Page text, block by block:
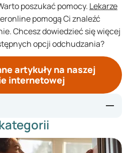
poszukać pomocy. Lekarze
pomogą Ci znaleźć
Chcesz dowiedzieć się więcej
opcji odchudzania?
artykuły na naszej
internetowej
eten/ik-wil-gezond-eten
obesitas-bij-volwassenen/ik-ben-